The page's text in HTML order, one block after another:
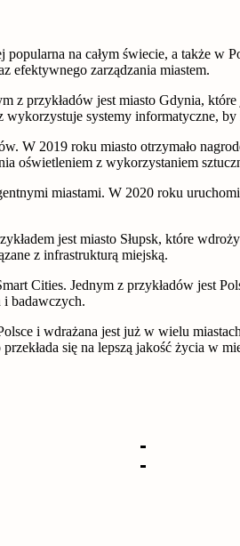
na całym świecie, a także
efektywnego zarządzania miastem.
z przykładów jest miasto Gdynia,
systemy informatyczne,
W 2019 roku miasto otrzymało
oświetleniem z wykorzystaniem
miastami. W 2020 roku
jest miasto Słupsk, które
z infrastrukturą miejską.
Cities. Jednym z przykładów jest
badawczych.
i wdrażana jest już w wielu
się na lepszą jakość życia w